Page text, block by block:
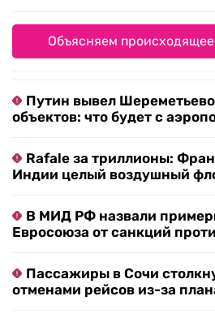
Объясняем
Путин вывел
объектов: что будет с
Rafale за триллионы:
Индии целый воздушный
В МИД РФ назвали
Евросоюза от санкций
Пассажиры в Сочи
отменами рейсов из-за